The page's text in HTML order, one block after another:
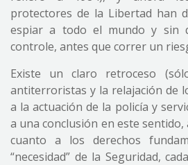
protectores de la Libertad han
espiar a todo el mundo y sin
controle, antes que correr un
Existe un claro retroceso
antiterroristas y la relajación de
a la actuación de la policía y
a una conclusión en este sentido,
cuanto a los derechos
“necesidad” de la Seguridad,